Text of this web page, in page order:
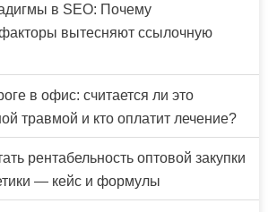
в SEO: Почему
вытесняют ссылочную
в офис: считается ли это
травмой и кто оплатит лечение?
рентабельность оптовой закупки
— кейс и формулы